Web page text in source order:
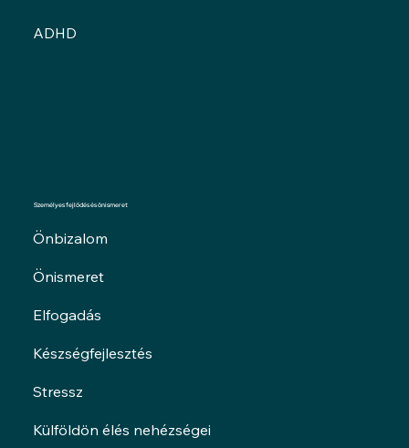
ADHD
Személyes fejlődés és önismeret
Önbizalom
Önismeret
Elfogadás
Készségfejlesztés
Stressz
Külföldön élés nehézségei